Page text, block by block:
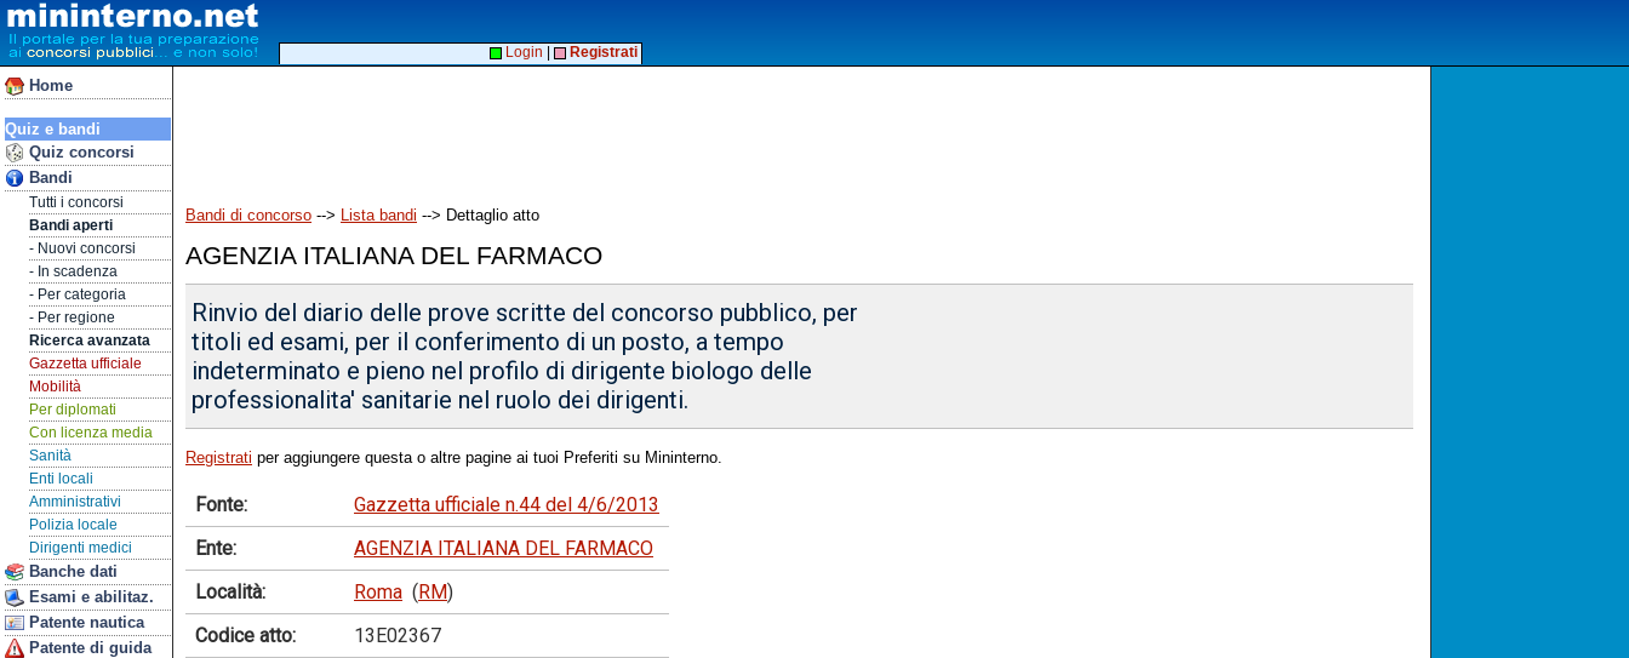
Home
Quiz e bandi
Quiz concorsi
Bandi
Tutti i concorsi
Bandi aperti
- Nuovi concorsi
- In scadenza
- Per categoria
- Per regione
Ricerca avanzata
Gazzetta ufficiale
Mobilità
Per diplomati
Con licenza media
Sanità
Enti locali
Amministrativi
Polizia locale
Dirigenti medici
Banche dati
Esami e abilitaz.
Patente nautica
Patente di guida
Login Registrati
Bandi di concorso --> Lista bandi --> Dettaglio atto
AGENZIA ITALIANA DEL FARMACO
Rinvio del diario delle prove scritte del concorso pubblico, per
titoli ed esami, per il conferimento di un posto, a tempo
indeterminato e pieno nel profilo di dirigente biologo delle
professionalita' sanitarie nel ruolo dei dirigenti.
Registrati per aggiungere questa o altre pagine ai tuoi Preferiti su Mininterno.
Fonte:
Gazzetta ufficiale n.44 del 4/6/2013
Ente:
AGENZIA ITALIANA DEL FARMACO
Località:
Roma (RM)
Codice atto:
13E02367